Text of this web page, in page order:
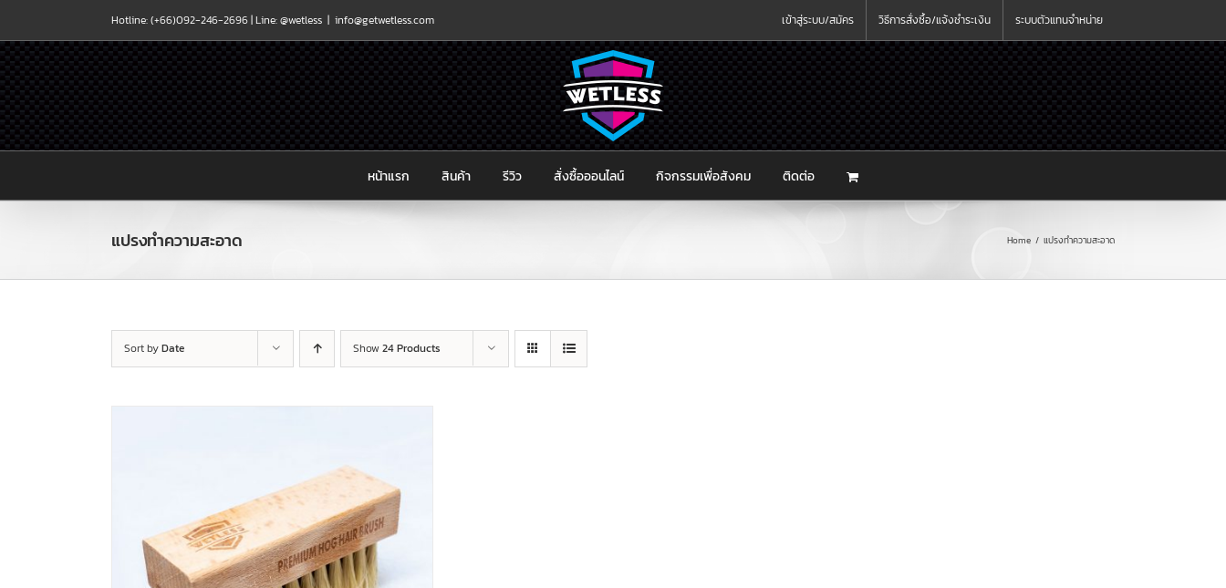
content
Hotline: (+66)092-246-2696 |Line: @wetless | info@getwetless.com เข้าสู่ระบบ/สมัคร วิธีการสั่งซื้อ/แจ้งชำระเงิน ระบบตัวแทนจำหน่าย
หน้าแรก สินค้า รีวิว สั่งซื้อออนไลน์ กิจกรรมเพื่อสังคม ติดต่อ
แปรงทำความสะอาด Home แปรงทำความสะอาด
Sort byDate Show 24 Products